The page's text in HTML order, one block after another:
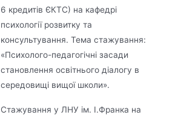
6 кредитів ЄКТС) на кафедрі
психології розвитку та
консультування. Тема стажування:
«Психолого-педагогічні засади
становлення освітнього діалогу в
середовищі вищої школи».
Стажування у ЛНУ ім. І.Франка на